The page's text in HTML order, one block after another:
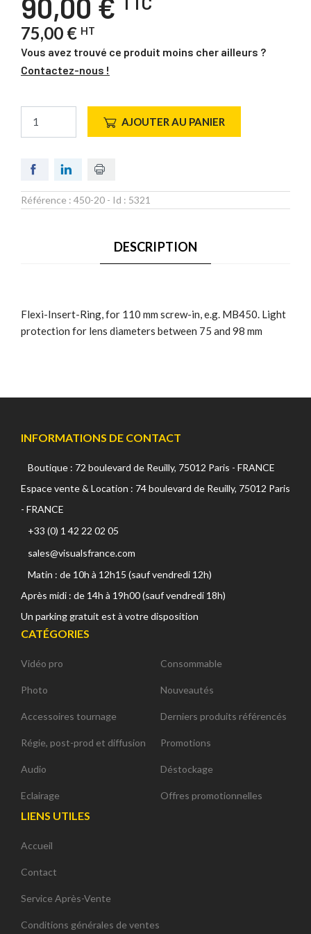
90,00 €
75,00 € HT
Vous avez trouvé ce produit moins cher ailleurs ?
Contactez-nous !
AJOUTER AU PANIER
Référence : 450-20 - Id : 5321
DESCRIPTION
Flexi-Insert-Ring, for 110 mm screw-in, e.g. MB450. Light
protection for lens diameters between 75 and 98 mm
INFORMATIONS DE CONTACT
Boutique : 72 boulevard de Reuilly, 75012 Paris - FRANCE
Espace vente & Location : 74 boulevard de Reuilly, 75012 Paris
- FRANCE
+33 (0) 1 42 22 02 05
sales@visualsfrance.com
Matin : de 10h à 12h15 (sauf vendredi 12h)
Après midi : de 14h à 19h00 (sauf vendredi 18h)
Un parking gratuit est à votre disposition
CATÉGORIES
Vidéo pro
Photo
Accessoires tournage
Régie, post-prod et diffusion
Audio
Eclairage
Consommable
Nouveautés
Derniers produits référencés
Promotions
Déstockage
Offres promotionnelles
LIENS UTILES
Accueil
Contact
Service Après-Vente
Conditions générales de ventes